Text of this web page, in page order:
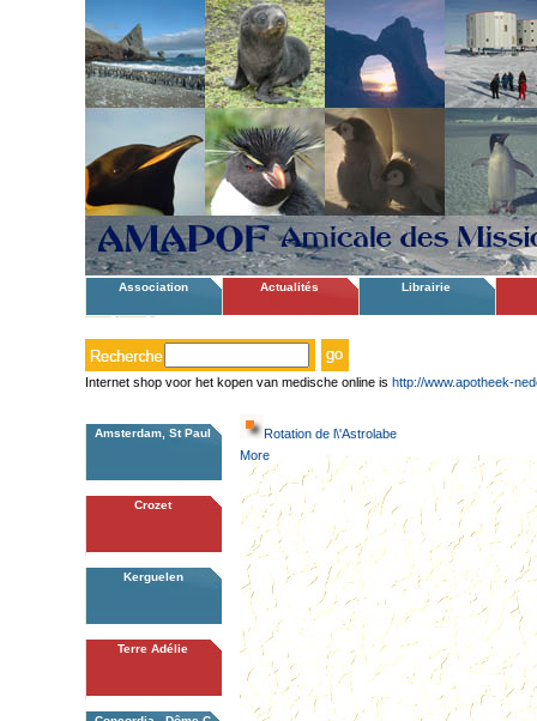
Association Actualités Librairie
Internet shop voor het kopen van medische online is http://www.apotheek-
Rotation de l\'Astrolabe
More
Amsterdam, St Paul
Crozet
Kerguelen
Terre Adélie